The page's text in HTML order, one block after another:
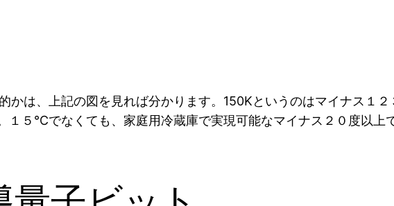
は、上記の図を見れば分かります。150Kというのはマイナス１
１５℃でなくても、家庭用冷蔵庫で実現可能なマイナス２０度以上